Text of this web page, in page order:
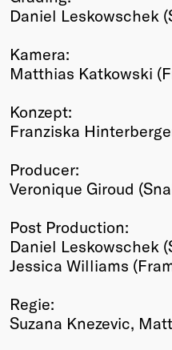
Daniel Leskowschek
Kamera:
Matthias Katkowski
Konzept:
Franziska
Producer:
Veronique Giroud
Post Production:
Daniel Leskowschek
Jessica Williams
Regie:
Suzana Knezevic,